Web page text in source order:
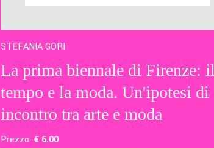
STEFANIA GORI
La prima biennale di Firenze: il
tempo e la moda. Un'ipotesi di
incontro tra arte e moda
Prezzo: € 6.00